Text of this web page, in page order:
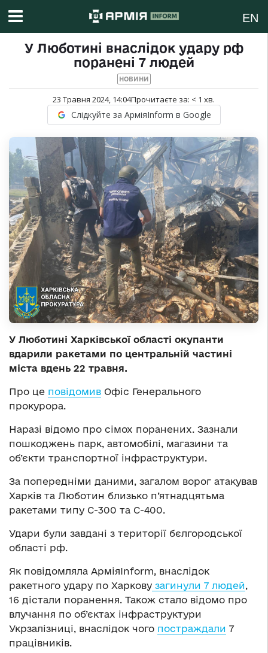
EN
У Люботині внаслідок удару рф
поранені 7 людей
НОВИНИ
23 Травня 2024, 14:04Прочитаєте за: < 1 хв.
Слідкуйте за АрміяInform в Google
У Люботині Харківської області окупанти
вдарили ракетами по центральній частині
міста вдень 22 травня.
Про це повідомив Офіс Генерального
прокурора.
Наразі відомо про сімох поранених. Зазнали
пошкоджень парк, автомобілі, магазини та
об’єкти транспортної інфраструктури.
За попередніми даними, загалом ворог атакував
Харків та Люботин близько п’ятнадцятьма
ракетами типу С-300 та С-400.
Удари були завдані з території бєлгородської
області рф.
Як повідомляла АрміяInform, внаслідок
ракетного удару по Харкову загинули 7 людей
16 дістали поранення. Також стало відомо про
влучання по об’єктах інфраструктури
Укрзалізниці, внаслідок чого постраждали 7
працівників.